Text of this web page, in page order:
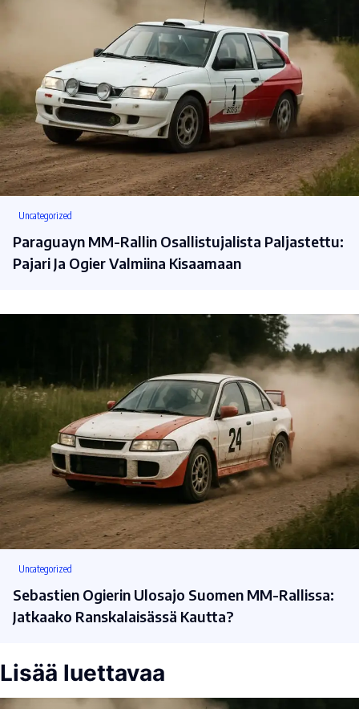
Uncategorized
Paraguayn MM-Rallin Osallistujalista Paljastettu:
Pajari Ja Ogier Valmiina Kisaamaan
Uncategorized
Sebastien Ogierin Ulosajo Suomen MM-Rallissa:
Jatkaako Ranskalaisässä Kautta?
Lisää luettavaa